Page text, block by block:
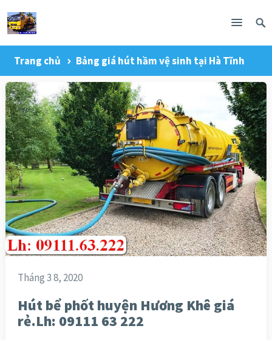
Trang chủ Bảng giá hút hầm vệ sinh tại Hà Tĩnh
Tháng 3 8, 2020
Hút bể phốt huyện Hương Khê giá
rẻ.Lh: 09111 63 222